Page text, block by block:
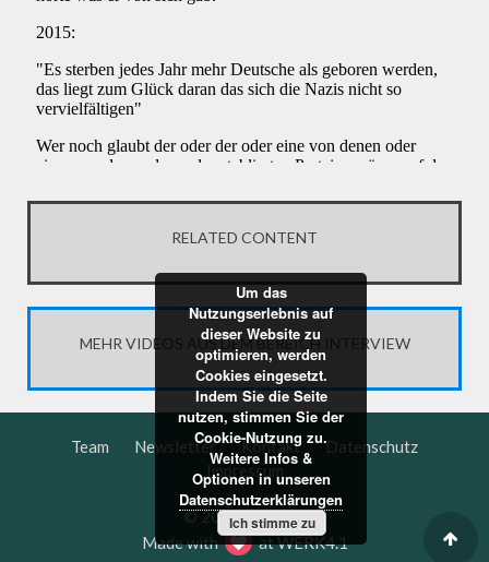
RELATED CONTENT
MEHR VIDEOS AUS DEM BEREICH INTERVIEW
Team Newsletter Kontakt
Datenschutz
Impressum
© 2016 dbate.de
Made with
atWERK4.1
Um das
Nutzungserlebnis auf
dieser Website zu
optimieren, werden
Cookies eingesetzt.
Indem Sie die Seite
nutzen, stimmen Sie der
Cookie-Nutzung zu.
Weitere Infos &
Optionen in unseren
Datenschutzerklärungen
Ich stimme zu